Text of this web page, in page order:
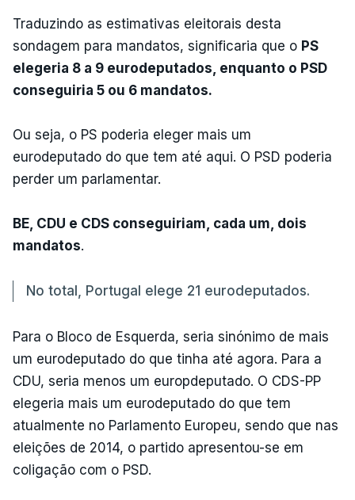
Traduzindo as estimativas eleitorais desta
sondagem para mandatos, significaria que o PS
elegeria 8 a 9 eurodeputados, enquanto o PSD
conseguiria 5 ou 6 mandatos.
Ou seja, o PS poderia eleger mais um
eurodeputado do que tem até aqui. O PSD poderia
perder um parlamentar.
BE, CDU e CDS conseguiriam, cada um, dois
mandatos.
No total, Portugal elege 21 eurodeputados.
Para o Bloco de Esquerda, seria sinónimo de mais
um eurodeputado do que tinha até agora. Para a
CDU, seria menos um europdeputado. O CDS-PP
elegeria mais um eurodeputado do que tem
atualmente no Parlamento Europeu, sendo que nas
eleições de 2014, o partido apresentou-se em
coligação com o PSD.